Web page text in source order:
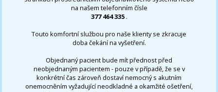
na našem telefonním čísle
377 464 335 .
Touto komfortní službou pro naše klienty se zkracuje
doba čekání na vyšetření.
Objednaný pacient bude mít přednost před
neobjednaným pacientem - pouze v případě, že se v
konkrétní čas zároveň dostaví nemocný s akutním
onemocněním vyžadující neodkladné a okamžité ošetření,